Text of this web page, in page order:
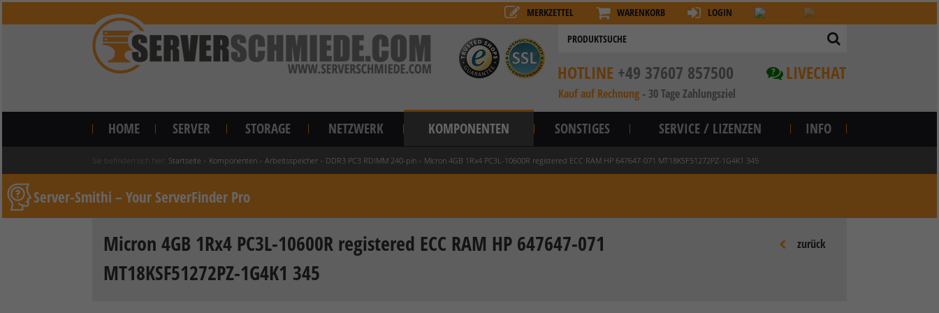
MERKZETTEL WARENKORB LOGIN
? LIVECHAT
HOTLINE +49 37607 857500
Kauf auf Rechnung - 30 Tage Zahlungsziel
HOME SERVER STORAGE NETZWERK KOMPONENTEN SONSTIGES SERVICE / LIZENZEN INFO
Sie befinden sich hier: Startseite Komponenten Arbeitsspeicher DDR3 PC3 RDIMM 240-pin Micron 4GB 1Rx4 PC3L-10600R registered ECC RAM HP 647647-071 MT18KSF51272PZ-1G4K1 345
Server-Smithi – Your ServerFinder Pro
zurück
Micron 4GB 1Rx4 PC3L-10600R registered ECC RAM HP 647647-071
MT18KSF51272PZ-1G4K1 345